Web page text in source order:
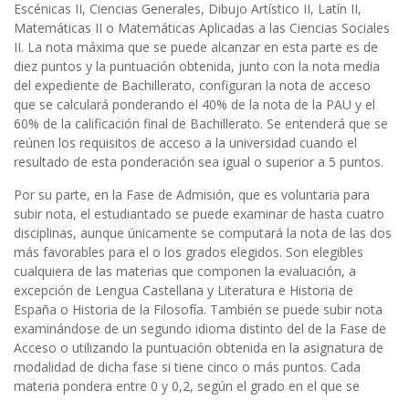
Escénicas II, Ciencias Generales, Dibujo Artístico II, Latín II,
Matemáticas II o Matemáticas Aplicadas a las Ciencias Sociales
II. La nota máxima que se puede alcanzar en esta parte es de
diez puntos y la puntuación obtenida, junto con la nota media
del expediente de Bachillerato, configuran la nota de acceso
que se calculará ponderando el 40% de la nota de la PAU y el
60% de la calificación final de Bachillerato. Se entenderá que se
reúnen los requisitos de acceso a la universidad cuando el
resultado de esta ponderación sea igual o superior a 5 puntos.
Por su parte, en la Fase de Admisión, que es voluntaria para
subir nota, el estudiantado se puede examinar de hasta cuatro
disciplinas, aunque únicamente se computará la nota de las dos
más favorables para el o los grados elegidos. Son elegibles
cualquiera de las materias que componen la evaluación, a
excepción de Lengua Castellana y Literatura e Historia de
España o Historia de la Filosofía. También se puede subir nota
examinándose de un segundo idioma distinto del de la Fase de
Acceso o utilizando la puntuación obtenida en la asignatura de
modalidad de dicha fase si tiene cinco o más puntos. Cada
materia pondera entre 0 y 0,2, según el grado en el que se